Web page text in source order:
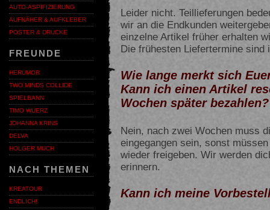
AUTO-ASPIFIZIERUNG
AUFNÄHER & AUFKLEBER
POSTER & DRUCKE
FREUNDE
HERUMOR
TWO MINDS COLLIDE
SPIELBANN
TIMO WUERZ
JOHANNA KRINS
DELVA
HOLGER MUCH
NACH THEMEN
KREATOUR
ENDLICH!
Leider nicht. Teillieferungen
wir an die Endkunden
einzelne Artikel früher erhalten
Die frühesten Liefertermine sind
Wie lange merkt sich
Kann ich einen Artikel
Wochen später bezahlen?
Nein, nach zwei Wochen muss
eingegangen sein, sonst
wieder freigeben. Wir werden
erinnern.
Kann ich meine